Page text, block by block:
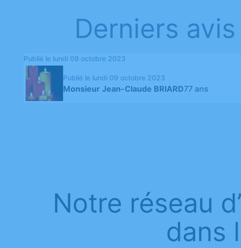
Derniers
Publié le lundi 09 octobre 2023
Publié le lundi 09 octobre 2023
Monsieur Jean-Claude BRIARD77 ans
Notre réseau
dans